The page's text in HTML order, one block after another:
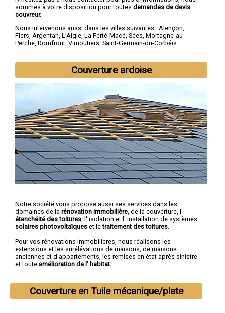
sommes à votre disposition pour toutes demandes de devis
couvreur.
Nous intervenons aussi dans les villes suivantes : Alençon,
Flers, Argentan, L'Aigle, La Ferté-Macé, Sées, Mortagne-au-
Perche, Domfront, Vimoutiers, Saint-Germain-du-Corbéis
Couverture ardoise
Notre société vous propose aussi ses services dans les
domaines de la rénovation immobilière, de la couverture, l'
étanchéité des toitures, l' isolation et l' installation de systèmes
solaires photovoltaïques et letraitement des toitures.
Pour vos rénovations immobilières, nous réalisons les
extensions et les surélévations de maisons, de maisons
anciennes et d'appartements, les remises en état après sinistre
et toute amélioration de l' habitat.
Couverture en Tuile mécanique/plate